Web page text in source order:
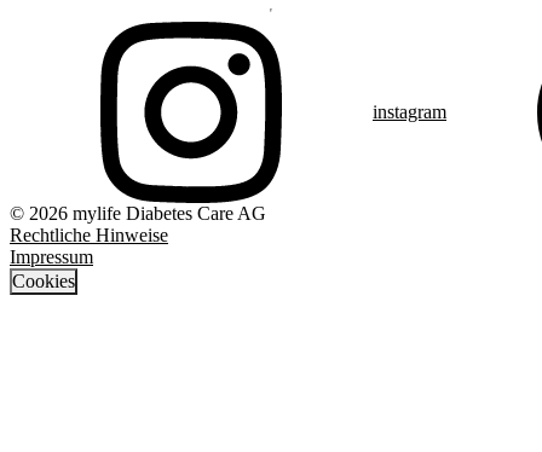
instagram
© 2026 mylife Diabetes Care AG
Rechtliche Hinweise
Impressum
Cookies